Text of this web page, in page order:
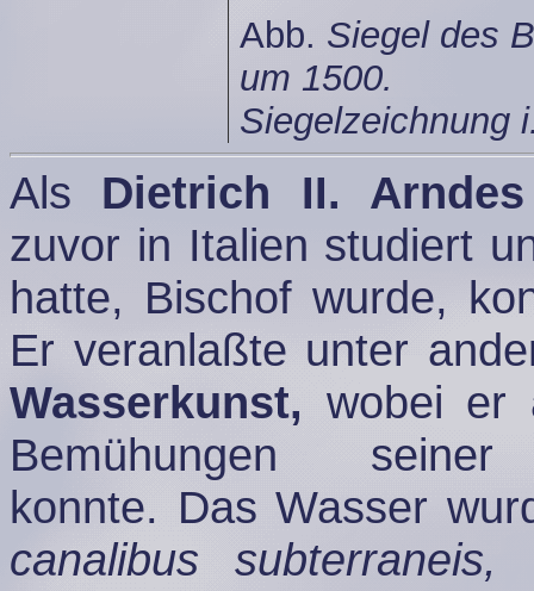
Abb. Siegel des
um 1500.
Siegelzeichnung
Als Dietrich II. Arndes
zuvor in Italien studiert
hatte, Bischof wurde,
Er veranlaßte unter
Wasserkunst, wobei er
Bemühungen
konnte. Das Wasser
canalibus subterraneis,